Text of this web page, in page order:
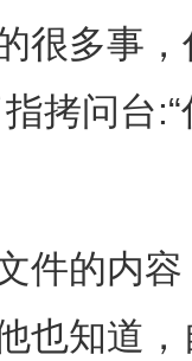
很多事
拷问台:“
的内容
也知道